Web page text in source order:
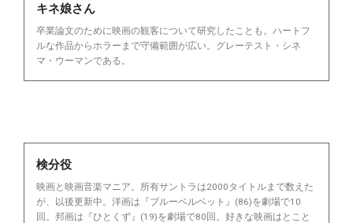
キネ娘さん
卒業論文のために映画の観客について研究したことも。ハートフ
ルな作品からホラーまで守備範囲が広い。グレーテスト・シネ
マ・ウーマンである。
検分役
映画と映画音楽マニア。所有サントラは2000タイトルまで数えた
が、以後更新中。洋画は『ブルーベルベット』(86)を劇場で10
回。邦画は『ひとくず』(19)を劇場で80回。好きな映画はとこと